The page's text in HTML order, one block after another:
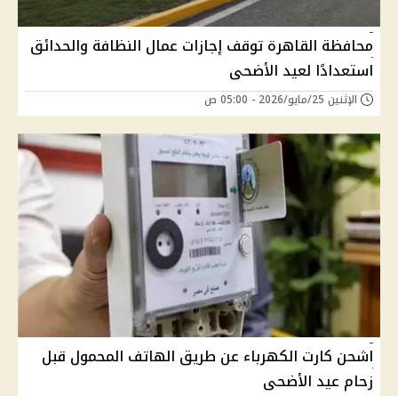
محافظة القاهرة توقف إجازات عمال النظافة والحدائق
استعدادًا لعيد الأضحى
الإثنين 25/مايو/2026 - 05:00 ص
اشحن كارت الكهرباء عن طريق الهاتف المحمول قبل
زحام عيد الأضحى